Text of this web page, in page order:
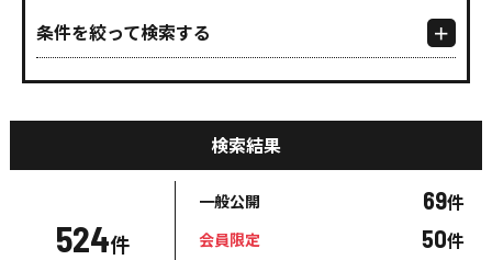
条件を絞って検索する
検索結果
524件
一般公開 69件
会員限定 50件